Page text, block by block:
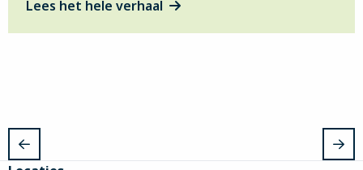
Lees het hele verhaal